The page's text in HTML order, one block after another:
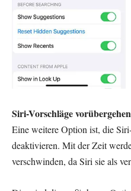
Siri-Vorschläge
Eine weitere Option ist, die
deaktivieren. Mit der Zeit
verschwinden, da Siri sie als